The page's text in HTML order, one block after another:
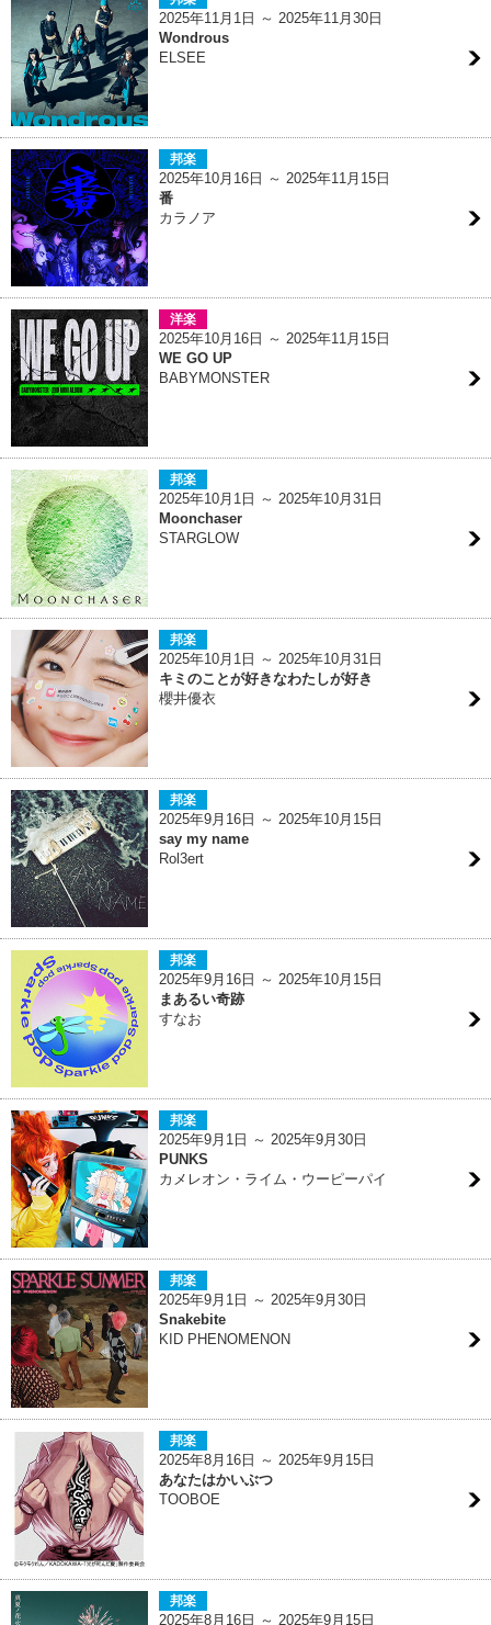
2025年11月1日 ～ 2025年11月30日
Wondrous
ELSEE
邦楽
2025年10月16日 ～ 2025年11月15日
番
カラノア
洋楽
2025年10月16日 ～ 2025年11月15日
WE GO UP
BABYMONSTER
邦楽
2025年10月1日 ～ 2025年10月31日
Moonchaser
STARGLOW
邦楽
2025年10月1日 ～ 2025年10月31日
キミのことが好きなわたしが好き
櫻井優衣
邦楽
2025年9月16日 ～ 2025年10月15日
say my name
Rol3ert
邦楽
2025年9月16日 ～ 2025年10月15日
まあるい奇跡
すなお
邦楽
2025年9月1日 ～ 2025年9月30日
PUNKS
カメレオン・ライム・ウーピーパイ
邦楽
2025年9月1日 ～ 2025年9月30日
Snakebite
KID PHENOMENON
邦楽
2025年8月16日 ～ 2025年9月15日
あなたはかいぶつ
TOOBOE
邦楽
2025年8月16日 ～ 2025年9月15日